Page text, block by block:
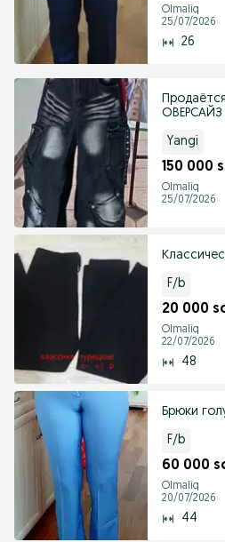
Olmaliq
25/07/2026
26
ОВЕРСАЙЗ
Yangi
150 000
Olmaliq
25/07/2026
F/b
20 000
Olmaliq
22/07/2026
48
Брюки
F/b
60 000
Olmaliq
20/07/2026
44